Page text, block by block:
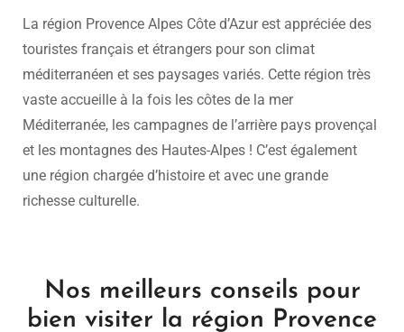
La région Provence Alpes Côte d’Azur est appréciée des
touristes français et étrangers pour son climat
méditerranéen et ses paysages variés. Cette région très
vaste accueille à la fois les côtes de la mer
Méditerranée, les campagnes de l’arrière pays provençal
et les montagnes des Hautes-Alpes ! C’est également
une région chargée d’histoire et avec une grande
richesse culturelle.
Nos meilleurs conseils pour
bien visiter la région Provence